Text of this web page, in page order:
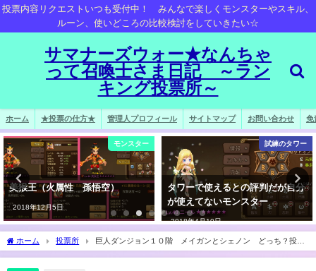
投票内容リクエストいつも受付中！ みんなで楽しくモンスターやスキル、
ルーン、使いどころの比較検討をしていきたい☆
サマナーズウォー★なんちゃ
って召喚士さま日記 ～ラン
キング投票所～
ホーム ★投票の仕方★ 管理人プロフィール サイトマップ お問い合わせ 免
モンスター
美猴王（火属性 孫悟空）
2018年12月5日
試練のタワー
タワーで使えるとの評判だが自分
が使えてないモンスター
2018年4月10日
ホーム 投票所
巨人ダンジョン１０階 メイガンとシェノン どっち？投票
☆ｗ